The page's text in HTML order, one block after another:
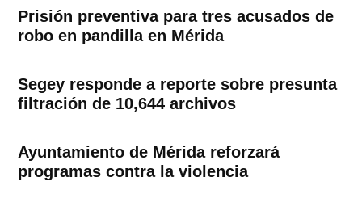
Prisión preventiva para tres acusados de
robo en pandilla en Mérida
Segey responde a reporte sobre presunta
filtración de 10,644 archivos
Ayuntamiento de Mérida reforzará
programas contra la violencia